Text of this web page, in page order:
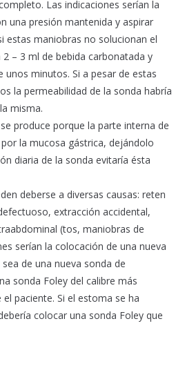
Las indicaciones serían la
una presión mantenida y aspirar
estas maniobras no solucionan el
– 3 ml de bebida carbonatada y
minutos. Si a pesar de estas
la permeabilidad de la sonda habría
misma.
produce porque la parte interna de
la mucosa gástrica, dejándolo
diaria de la sonda evitaría ésta
deberse a diversas causas: reten
extracción accidental,
(tos, maniobras de
serían la colocación de una nueva
de una nueva sonda de
sonda Foley del calibre más
paciente. Si el estoma se ha
colocar una sonda Foley que